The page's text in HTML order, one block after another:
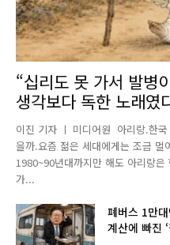
“십리도 못 가서 발병
생각보다 독한 노래였
이진 기자 ㅣ 미디어원 아리랑.한
을까.요즘 젊은 세대에게는 조금 멀
1980~90년대까지만 해도 아리랑
가...
폐버스 1만
계산에 빠진